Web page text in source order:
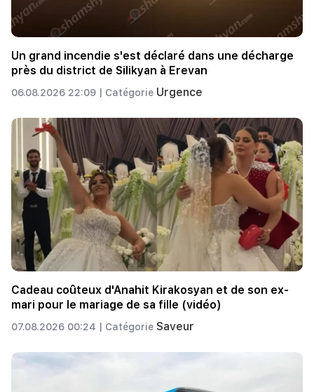
Un grand incendie s'est déclaré dans une décharge
près du district de Silikyan à Erevan
06.08.2026 22:09 | Catégorie Urgence
Cadeau coûteux d'Anahit Kirakosyan et de son ex-
mari pour le mariage de sa fille (vidéo)
07.08.2026 00:24 | Catégorie Saveur